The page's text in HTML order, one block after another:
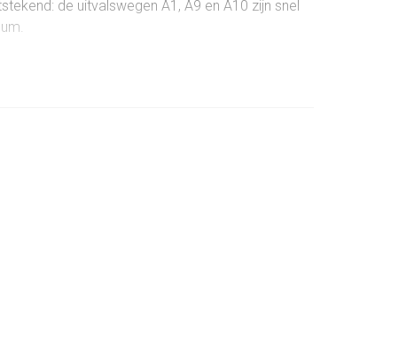
de uitvalswegen A1, A9 en A10 zijn snel
met een elektrisch bedienbaar toegangshek,